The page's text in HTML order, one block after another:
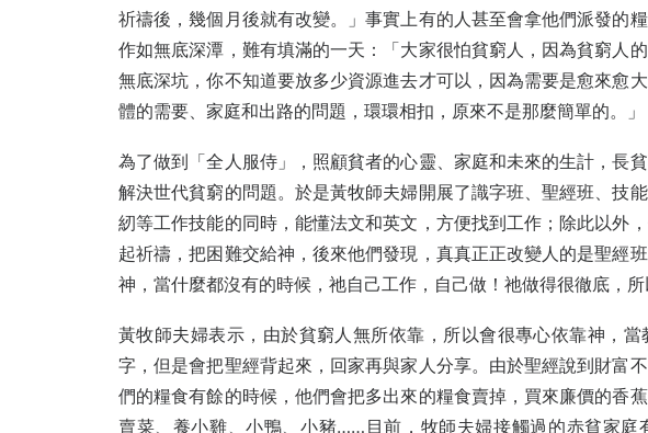
祈禱後，幾個月後就有改變。」事實上有的人甚至會拿他們派發的
作如無底深潭，難有填滿的一天：「大家很怕貧窮人，因為貧窮人
無底深坑，你不知道要放多少資源進去才可以，因為需要是愈來愈
體的需要、家庭和出路的問題，環環相扣，原來不是那麼簡單的。」
為了做到「全人服侍」，照顧貧者的心靈、家庭和未來的生計，長
解決世代貧窮的問題。於是黃牧師夫婦開展了識字班、聖經班、技
紉等工作技能的同時，能懂法文和英文，方便找到工作；除此以外
起祈禱，把困難交給神，後來他們發現，真真正正改變人的是聖經
神，當什麼都沒有的時候，祂自己工作，自己做！祂做得很徹底，所
黃牧師夫婦表示，由於貧窮人無所依靠，所以會很專心依靠神，
字，但是會把聖經背起來，回家再與家人分享。由於聖經說到財富
們的糧食有餘的時候，他們會把多出來的糧食賣掉，買來廉價的香
賣菜、養小雞、小鴨、小豬……目前，牧師夫婦接觸過的赤貧家庭